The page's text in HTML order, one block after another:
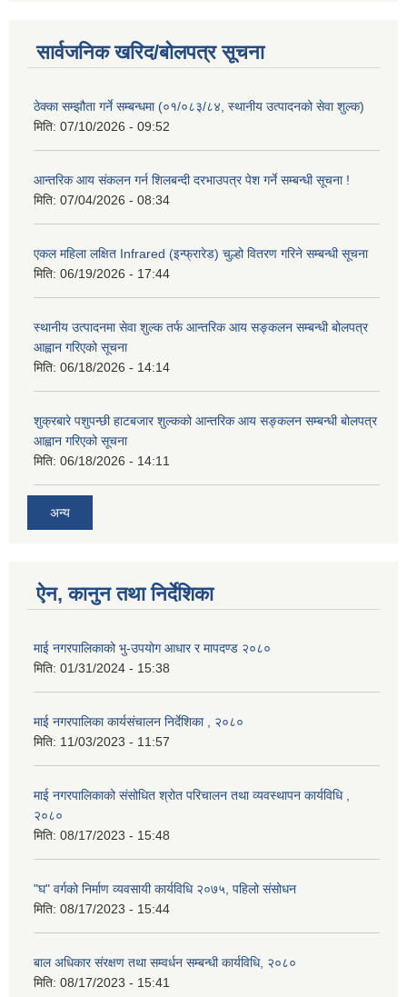
सार्वजनिक खरिद/बोलपत्र सूचना
ठेक्का सम्झौता गर्ने सम्बन्धमा (०१/०८३/८४, स्थानीय उत्पादनको सेवा शुल्क)
मिति: 07/10/2026 - 09:52
आन्तरिक आय संकलन गर्न शिलबन्दी दरभाउपत्र पेश गर्ने सम्बन्धी सूचना !
मिति: 07/04/2026 - 08:34
एकल महिला लक्षित Infrared (इन्फ्रारेड) चुल्हो वितरण गरिने सम्बन्धी सूचना
मिति: 06/19/2026 - 17:44
स्थानीय उत्पादनमा सेवा शुल्क तर्फ आन्तरिक आय सङ्कलन सम्बन्धी बोलपत्र
आह्वान गरिएको सूचना
मिति: 06/18/2026 - 14:14
शुक्रबारे पशुपन्छी हाटबजार शुल्कको आन्तरिक आय सङ्कलन सम्बन्धी बोलपत्र
आह्वान गरिएको सूचना
मिति: 06/18/2026 - 14:11
अन्य
ऐन, कानुन तथा निर्देशिका
माई नगरपालिकाको भु-उपयोग आधार र मापदण्ड २०८०
मिति: 01/31/2024 - 15:38
माई नगरपालिका कार्यसंचालन निर्देशिका , २०८०
मिति: 11/03/2023 - 11:57
माई नगरपालिकाको संसोधित श्रोत परिचालन तथा व्यवस्थापन कार्यविधि ,
२०८०
मिति: 08/17/2023 - 15:48
"घ" वर्गको निर्माण व्यवसायी कार्यविधि २०७५, पहिलो संसोधन
मिति: 08/17/2023 - 15:44
बाल अधिकार संरक्षण तथा सम्वर्धन सम्बन्धी कार्यविधि, २०८०
मिति: 08/17/2023 - 15:41